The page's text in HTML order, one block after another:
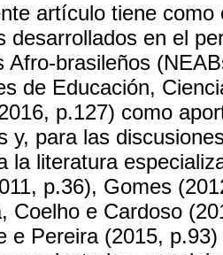
artículo tiene
desarrollados en el
Afro-brasileños
de Educación,
p.127) como
y, para las
la literatura
p.36), Gomes
Coelho e Cardoso
e Pereira (2015,